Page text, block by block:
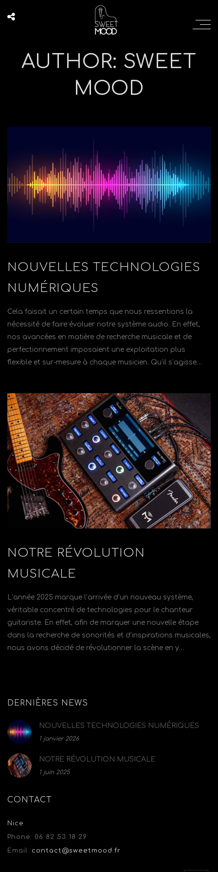
AUTHOR: SWEET
MOOD
NOUVELLES TECHNOLOGIES
NUMÉRIQUES
Cela faisait un certain temps que nous ressentions la
nécessité de faire évoluer notre système audio. En effet,
nos avancées en matière de recherche musicale et de
perfectionnement imposaient une exploitation plus
flexible et sur-mesure à chaque musicien. Qu’il s’agisse…
NOTRE RÉVOLUTION
MUSICALE
L’année 2025 marque l’arrivée d’un nouveau système,
véritable concentré de technologies pour le chanteur
guitariste. En effet, afin de marquer une nouvelle étape
dans la recherche de sonorités et d’inspirations musicales,
nous avons décidé de révolutionner la scène en y…
DERNIÈRES NEWS
NOUVELLES TECHNOLOGIES NUMÉRIQUES
1 janvier 2026
NOTRE RÉVOLUTION MUSICALE
1 juin 2025
CONTACT
Nice
Phone: 06 82 53 18 29
Email: contact@sweetmood.fr